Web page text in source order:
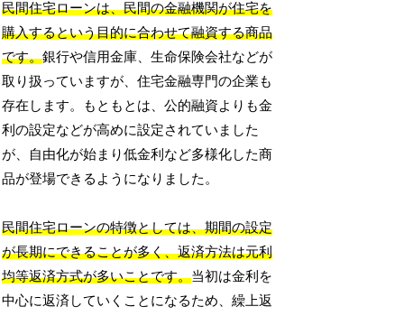
民間住宅ローンは、民間の金融機関が住宅を
購入するという目的に合わせて融資する商品
です。銀行や信用金庫、生命保険会社などが
取り扱っていますが、住宅金融専門の企業も
存在します。もともとは、公的融資よりも金
利の設定などが高めに設定されていました
が、自由化が始まり低金利など多様化した商
品が登場できるようになりました。
民間住宅ローンの特徴としては、期間の設定
が長期にできることが多く、返済方法は元利
均等返済方式が多いことです。当初は金利を
中心に返済していくことになるため、繰上返